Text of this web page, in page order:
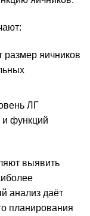
яичников
ЛГ
и функций
выявить
анализ даёт
планирования